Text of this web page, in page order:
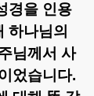
경을 인용
하나님의
님께서 사
었습니다.